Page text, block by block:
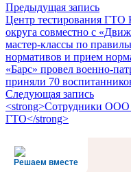
Предыдущая запись
Центр тестирования ГТО
округа совместно с
мастер-классы по
нормативов и прием
«Барс» провел военно-
приняли 70
Следующая запись
<strong>Сотрудники
ГТО</strong>
Решаем вместе